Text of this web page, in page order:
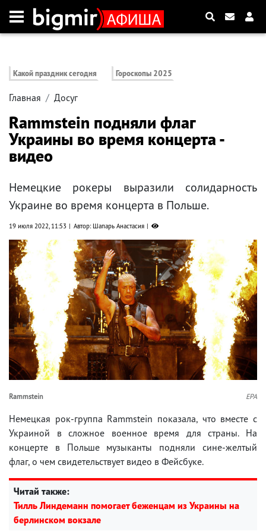
Какой праздник сегодня Гороскопы 2025
Главная Досуг
Rammstein подняли флаг
Украины во время концерта -
видео
Немецкие рокеры выразили солидарность
Украине во время концерта в Польше.
19 июля 2022, 11:53 Автор: Шапарь Анастасия
Rammstein EPA
Немецкая рок-группа Rammstein показала, что вместе с
Украиной в сложное военное время для страны. На
концерте в Польше музыканты подняли сине-желтый
флаг, о чем свидетельствует видео в Фейсбуке.
Читай также:
Тилль Линдеманн помогает беженцам из Украины на
берлинском вокзале